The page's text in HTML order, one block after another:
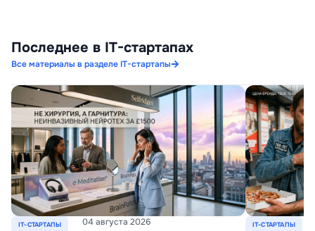
Последнее в IT-стартапах
Все материалы в разделе IT-стартапы
IT-СТАРТАПЫ 04 августа 2026 IT-СТАРТАПЫ